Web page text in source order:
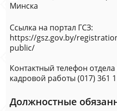
Минска
Ссылка на портал ГСЗ:
https://gsz.gov.by/
public/
Контактный телефон
кадровой работы (017) 361
Должностные